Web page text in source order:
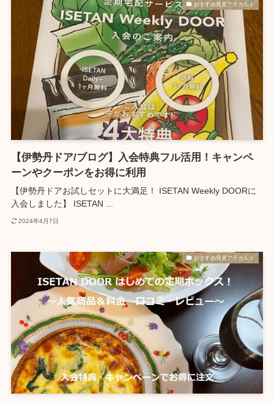
おすすめ発見アラカルト
【伊勢丹ドア/ブログ】入会特典フル活用！キャンペ
ーンやクーポンをお得に利用
【伊勢丹ドアお試しセットに大満足！ ISETAN Weekly DOORに
入会しました】 ISETAN ...
2024年4月7日
おすすめ発見アラカルト